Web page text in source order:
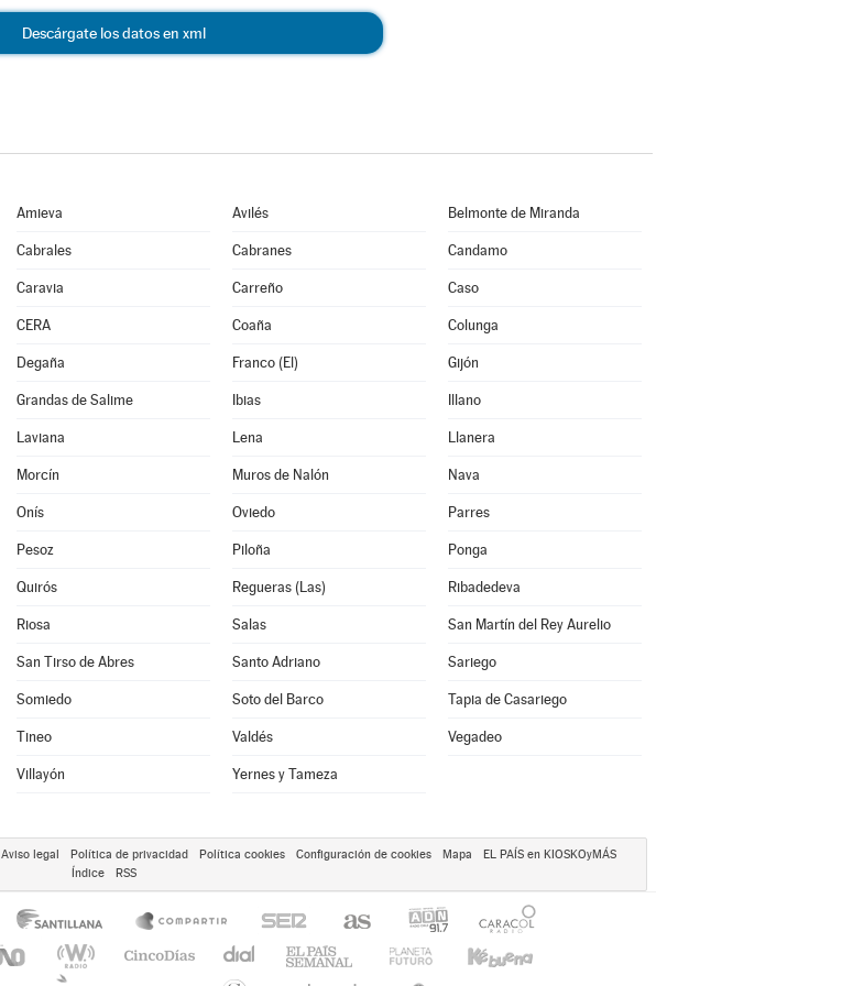
Descárgate los datos en xml
Amieva Avilés Belmonte de Miranda
Cabrales Cabranes Candamo
Caravia Carreño Caso
CERA Coaña Colunga
Degaña Franco (El) Gijón
Grandas de Salime Ibias Illano
Laviana Lena Llanera
Morcín Muros de Nalón Nava
Onís Oviedo Parres
Pesoz Piloña Ponga
Quirós Regueras (Las) Ribadedeva
Riosa Salas San Martín del Rey Aurelio
San Tirso de Abres Santo Adriano Sariego
Somiedo Soto del Barco Tapia de Casariego
Tineo Valdés Vegadeo
Villayón Yernes y Tameza
Aviso legal Política de privacidad Política cookies Configuración de cookies Mapa
EL PAÍS en KIOSKOyMÁS
Índice
RSS